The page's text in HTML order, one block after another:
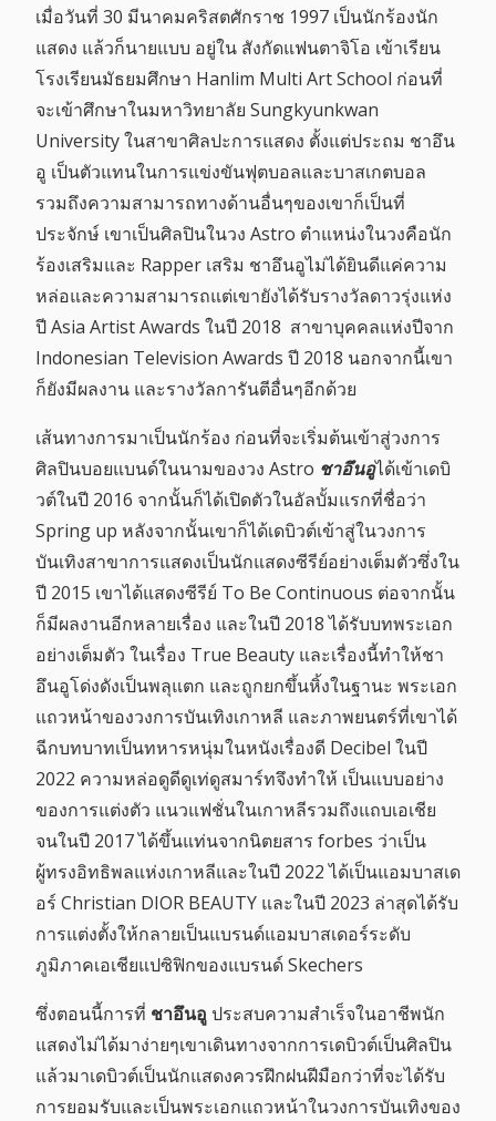
เมื่อวันที่ 30 มีนาคมคริสตศักราช 1997 เป็นนักร้องนัก
แสดง แล้วก็นายแบบ อยู่ใน สังกัดแฟนตาจิโอ เข้าเรียน
โรงเรียนมัธยมศึกษา Hanlim Multi Art School ก่อนที่
จะเข้าศึกษาในมหาวิทยาลัย Sungkyunkwan
University ในสาขาศิลปะการแสดง ตั้งแต่ประถม ชาอึน
อู เป็นตัวแทนในการแข่งขันฟุตบอลและบาสเกตบอล
รวมถึงความสามารถทางด้านอื่นๆของเขาก็เป็นที่
ประจักษ์ เขาเป็นศิลปินในวง Astro ตำแหน่งในวงคือนัก
ร้องเสริมและ Rapper เสริม ชาอึนอูไม่ได้ยินดีแค่ความ
หล่อและความสามารถแต่เขายังได้รับรางวัลดาวรุ่งแห่ง
ปี Asia Artist Awards ในปี 2018 สาขาบุคคลแห่งปีจาก
Indonesian Television Awards ปี 2018 นอกจากนี้เขา
ก็ยังมีผลงาน และรางวัลการันตีอื่นๆอีกด้วย
เส้นทางการมาเป็นนักร้อง ก่อนที่จะเริ่มต้นเข้าสู่วงการ
ศิลปินบอยแบนด์ในนามของวง Astro ชาอึนอูได้เข้าเดบิ
วต์ในปี 2016 จากนั้นก็ได้เปิดตัวในอัลบั้มแรกที่ชื่อว่า
Spring up หลังจากนั้นเขาก็ได้เดบิวต์เข้าสู่ในวงการ
บันเทิงสาขาการแสดงเป็นนักแสดงซีรีย์อย่างเต็มตัวซึ่งใน
ปี 2015 เขาได้แสดงซีรีย์ To Be Continuous ต่อจากนั้น
ก็มีผลงานอีกหลายเรื่อง และในปี 2018 ได้รับบทพระเอก
อย่างเต็มตัว ในเรื่อง True Beauty และเรื่องนี้ทำให้ชา
อึนอูโด่งดังเป็นพลุแตก และถูกยกขึ้นหิ้งในฐานะ พระเอก
แถวหน้าของวงการบันเทิงเกาหลี และภาพยนตร์ที่เขาได้
ฉีกบทบาทเป็นทหารหนุ่มในหนังเรื่องดี Decibel ในปี
2022 ความหล่อดูดีดูเท่ดูสมาร์ทจึงทำให้ เป็นแบบอย่าง
ของการแต่งตัว แนวแฟชั่นในเกาหลีรวมถึงแถบเอเชีย
จนในปี 2017 ได้ขึ้นแท่นจากนิตยสาร forbes ว่าเป็น
ผู้ทรงอิทธิพลแห่งเกาหลีและในปี 2022 ได้เป็นแอมบาสเด
อร์ Christian DIOR BEAUTY และในปี 2023 ล่าสุดได้รับ
การแต่งตั้งให้กลายเป็นแบรนด์แอมบาสเดอร์ระดับ
ภูมิภาคเอเชียแปซิฟิกของแบรนด์ Skechers
ซึ่งตอนนี้การที่ ชาอึนอู ประสบความสำเร็จในอาชีพนัก
แสดงไม่ได้มาง่ายๆเขาเดินทางจากการเดบิวต์เป็นศิลปิน
แล้วมาเดบิวต์เป็นนักแสดงควรฝึกฝนฝีมือกว่าที่จะได้รับ
การยอมรับและเป็นพระเอกแถวหน้าในวงการบันเทิงของ